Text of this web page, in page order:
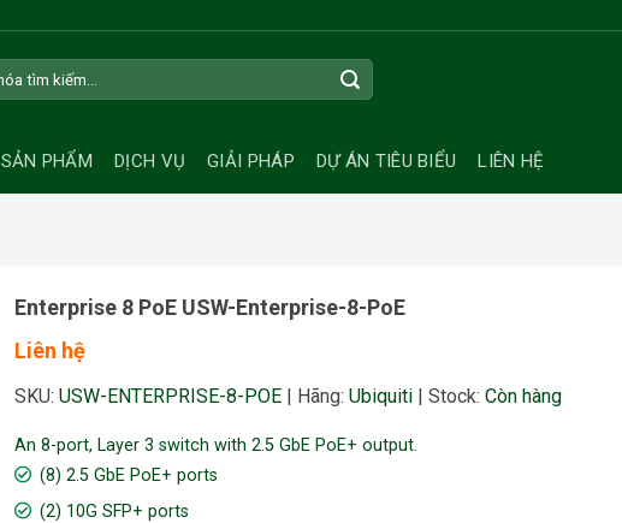
SẢN PHẨM DỊCH VỤ GIẢI PHÁP DỰ ÁN TIÊU BIỂU LIÊN HỆ
Enterprise 8 PoE USW-Enterprise-8-PoE
Liên hệ
SKU: USW-ENTERPRISE-8-POE| Hãng: Ubiquiti| Stock: Còn hàng
An 8-port, Layer 3 switch with 2.5 GbE PoE+ output.
(8) 2.5 GbE PoE+ ports
(2) 10G SFP+ ports